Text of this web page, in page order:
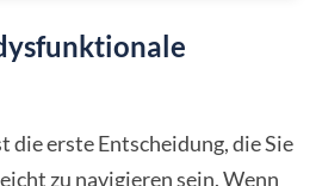
die erste Entscheidung, die Sie
zu navigieren sein. Wenn